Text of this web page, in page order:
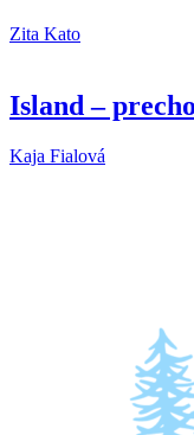
Zita Kato
Island –
Kaja Fialová